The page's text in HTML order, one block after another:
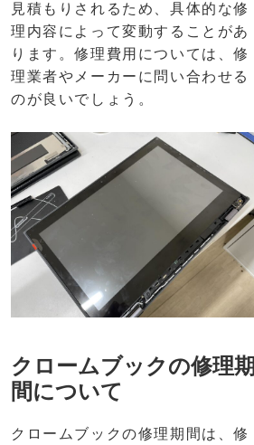
見積もりされるため、具体的な修
理内容によって変動することがあ
ります。修理費用については、修
理業者やメーカーに問い合わせる
のが良いでしょう。
クロームブックの修理期
間について
クロームブックの修理期間は、修